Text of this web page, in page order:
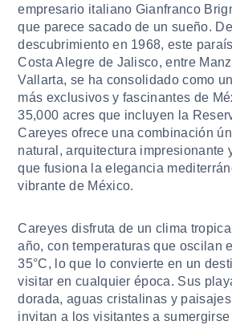
empresario italiano Gianfranco
que parece sacado de un sueño.
descubrimiento en 1968, este
Costa Alegre de Jalisco, entre
Vallarta, se ha consolidado como
más exclusivos y fascinantes de
35,000 acres que incluyen la
Careyes ofrece una combinación
natural, arquitectura impresionante
que fusiona la elegancia
vibrante de México.
Careyes disfruta de un clima
año, con temperaturas que oscilan
35°C, lo que lo convierte en un
visitar en cualquier época. Sus
dorada, aguas cristalinas y
invitan a los visitantes a